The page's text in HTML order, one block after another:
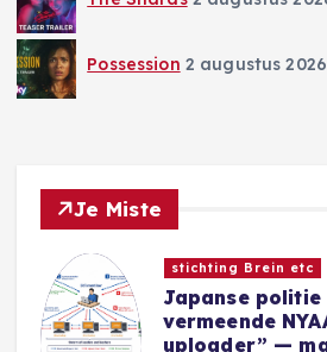
Possession 2 augustus 2026
Je Miste
Nieuwe Games
Sins of a Solar
Harbinger
Eidolon-factie